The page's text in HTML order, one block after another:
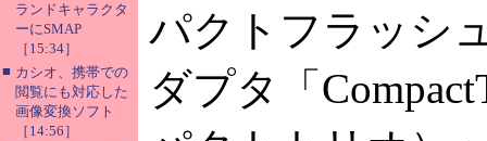
ランドキャラクタ
ーにSMAP
［15:34］
■ カシオ、携帯での
閲覧にも対応した
画像変換ソフト
［14:56］
パクトフラッシ
ダプタ「